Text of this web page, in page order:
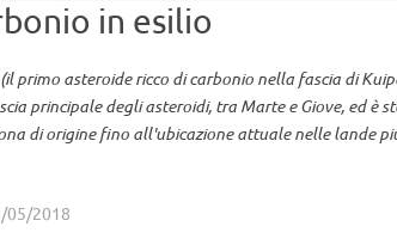
in esilio
primo asteroide ricco di carbonio nella fascia di
principale degli asteroidi, tra Marte e Giove, ed è
di origine fino all'ubicazione attuale nelle lande
05/2018